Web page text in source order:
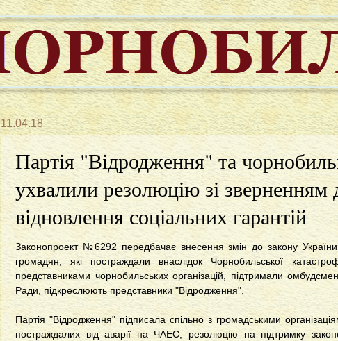
11.04.18
Партія "Відродження" та
ухвалили резолюцію зі зверненням
відновлення соціальних гарантій
Законопроект №6292 передбачає внесення змін до закону України
громадян, які постраждали внаслідок Чорнобильської
представниками чорнобильських організацій, підтримали
Ради, підкреслюють представники "Відродження".
Партія "Відродження" підписала спільно з громадськими
постраждалих від аварії на ЧАЕС, резолюцію на підтримку